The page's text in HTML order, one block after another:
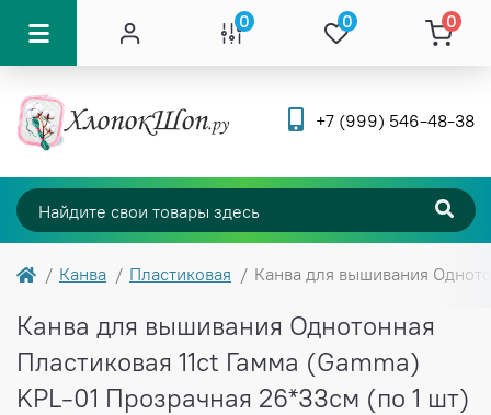
0 0 0
+7 (999) 546-48-38
Канва Пластиковая Канва для вышивания
Канва для вышивания Однотонная
Пластиковая 11ct Гамма (Gamma)
KPL-01 Прозрачная 26*33см (по 1 шт)